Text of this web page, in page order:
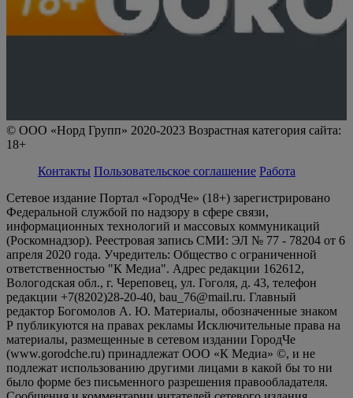
© ООО «Норд Групп» 2020-2023 Возрастная категория сайта:
18+
Контакты Пользовательское соглашение Работа
Сетевое издание Портал «ГородЧе» (18+) зарегистрировано
Федеральной службой по надзору в сфере связи,
информационных технологий и массовых коммуникаций
(Роскомнадзор). Реестровая запись СМИ: ЭЛ № 77 - 78204 от 6
апреля 2020 года. Учредитель: Общество с ограниченной
ответственностью "К Медиа". Адрес редакции 162612,
Вологодская обл., г. Череповец, ул. Гоголя, д. 43, телефон
редакции +7(8202)28-20-40, bau_76@mail.ru. Главный
редактор Богомолов А. Ю. Материалы, обозначенные знаком
Р публикуются на правах рекламы Исключительные права на
материалы, размещенные в сетевом издании ГородЧе
(www.gorodche.ru) принадлежат ООО «К Медиа» ©, и не
подлежат использованию другими лицами в какой бы то ни
было форме без письменного разрешения правообладателя.